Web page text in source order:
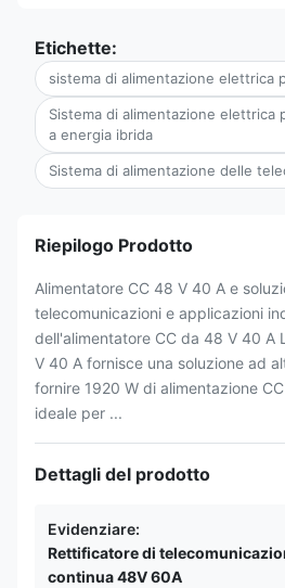
Etichette:
sistema di alimentazione elettrica
Sistema di alimentazione elettrica
a energia ibrida
Sistema di alimentazione delle
Riepilogo Prodotto
Alimentatore CC 48 V 40 A e
telecomunicazioni e applicazioni
dell'alimentatore CC da 48 V 40 A
V 40 A fornisce una soluzione ad
fornire 1920 W di alimentazione
ideale per ...
Dettagli del prodotto
Evidenziare:
Rettificatore di
continua 48V 60A